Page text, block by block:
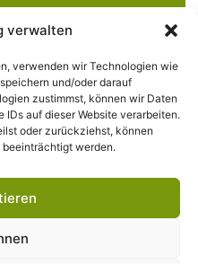
verwalten
verwenden wir Technologien wie
und/oder darauf
zustimmst, können wir Daten
auf dieser Website verarbeiten.
oder zurückziehst, können
werden.
+
und des Menschen.
Beutelsbacher steht für
und Erfrischungsgetränke